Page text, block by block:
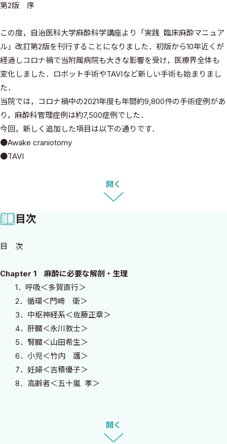
第2版 序
この度，自治医科大学麻酔科学講座より「実践 臨床麻酔マニュア
ル」改訂第2版を刊行することになりました．初版から10年近くが
経過しコロナ禍で当附属病院も大きな影響を受け，医療界全体も
変化しました．ロボット手術やTAVIなど新しい手術も始まりまし
た．
当院では，コロナ禍中の2021年度も年間約9,800件の手術症例があ
り，麻酔科管理症例は約7,500症例でした．
今回，新しく追加した項目は以下の通りです．
●Awake craniotomy
●TAVI
●ロボット手術
●術後認知機能障害
●歯牙損傷
管理に特化した内容になりました．周術期担当教授の鈴木昭広先
生を始めとする新たな執筆者が加わり，術後疼痛管理チームの内
容もアップデートしています．
本書を学生講義の教科書として採用してくださる施設もあり，大
変ありがたく思っております．今回も学生・初期研修医から麻酔科
専門医まで，広く利用できることを目標としました．皆さまの臨
床麻酔科学の一助となることを願っております．
令和4年5月7日
開く
目次
目 次
Chapter 1 麻酔に必要な解剖・生理
1．呼吸＜多賀直行＞
2．循環＜門崎 衛＞
3．中枢神経系＜佐藤正章＞
4．肝臓＜永川敦士＞
5．腎臓＜山田希生＞
6．小児＜竹内 護＞
7．妊婦＜吉積優子＞
8．高齢者＜五十嵐 孝＞
1．吸入麻酔薬＜平 幸輝＞
2．静脈麻酔薬＜久野村仁嗣，平 幸輝＞
開く